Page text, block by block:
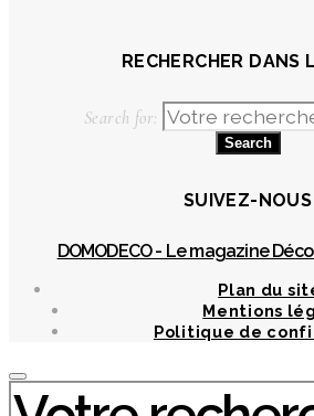
RECHERCHER DANS
Search for:
SUIVEZ-NOUS
DOMODECO - Le magazine
Plan du
Mentions
Politique de
Chercher